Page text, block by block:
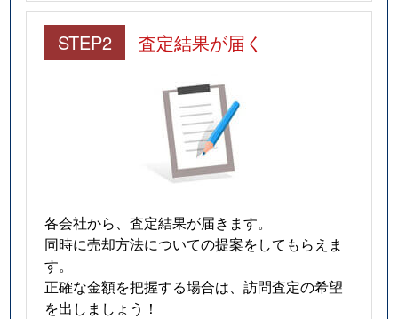
STEP2 査定結果が届く
各会社から、査定結果が届きます。
同時に売却方法についての提案をしてもらえま
す。
正確な金額を把握する場合は、訪問査定の希望
を出しましょう！